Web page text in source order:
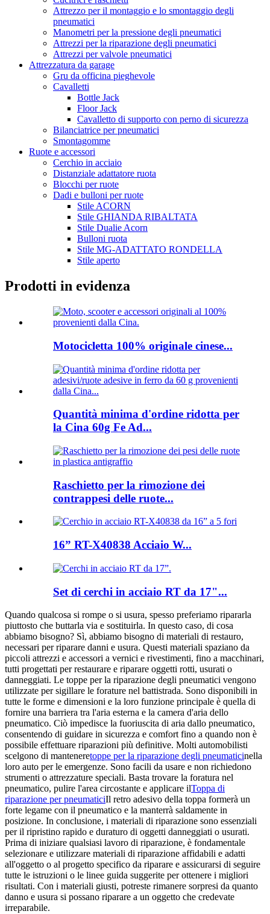
Attrezzo per il montaggio e lo smontaggio degli
pneumatici
Manometri per la pressione degli pneumatici
Attrezzi per la riparazione degli pneumatici
Attrezzi per valvole pneumatici
Attrezzatura da garage
Gru da officina pieghevole
Cavalletti
Bottle Jack
Floor Jack
Cavalletto di supporto con perno di sicurezza
Bilanciatrice per pneumatici
Smontagomme
Ruote e accessori
Cerchio in acciaio
Distanziale adattatore ruota
Blocchi per ruote
Dadi e bulloni per ruote
Stile ACORN
Stile GHIANDA RIBALTATA
Stile Dualie Acorn
Bulloni ruota
Stile MG-ADATTATO RONDELLA
Stile aperto
Prodotti in evidenza
Motocicletta 100% originale cinese...
Quantità minima d'ordine ridotta per
la Cina 60g Fe Ad...
Raschietto per la rimozione dei
contrappesi delle ruote...
16” RT-X40838 Acciaio W...
Set di cerchi in acciaio RT da 17"...
Quando qualcosa si rompe o si usura, spesso preferiamo ripararla
piuttosto che buttarla via e sostituirla. In questo caso, di cosa
abbiamo bisogno? Sì, abbiamo bisogno di materiali di restauro,
necessari per riparare danni e usura. Questi materiali spaziano da
piccoli attrezzi e accessori a vernici e rivestimenti, fino a macchinari,
tutti progettati per restaurare e riparare oggetti rotti, usurati o
danneggiati. Le toppe per la riparazione degli pneumatici vengono
utilizzate per sigillare le forature nel battistrada. Sono disponibili in
tutte le forme e dimensioni e la loro funzione principale è quella di
fornire una barriera tra l'aria esterna e la camera d'aria dello
pneumatico. Ciò impedisce la fuoriuscita di aria dallo pneumatico,
consentendo di guidare in sicurezza e comfort fino a quando non è
possibile effettuare riparazioni più definitive. Molti automobilisti
scelgono di manteneretoppe per la riparazione degli pneumaticinella
loro auto per le emergenze. Sono facili da usare e non richiedono
strumenti o attrezzature speciali. Basta trovare la foratura nel
pneumatico, pulire l'area circostante e applicare ilToppa di
riparazione per pneumaticiIl retro adesivo della toppa formerà un
forte legame con il pneumatico e la manterrà saldamente in
posizione. In conclusione, i materiali di riparazione sono essenziali
per il ripristino rapido e duraturo di oggetti danneggiati o usurati.
Prima di iniziare qualsiasi lavoro di riparazione, è fondamentale
selezionare e utilizzare materiali di riparazione affidabili e adatti
all'oggetto o al progetto specifico da riparare e assicurarsi di seguire
tutte le istruzioni o le linee guida suggerite per ottenere i migliori
risultati. Con i materiali giusti, potreste rimanere sorpresi da quanto
danno e usura si possano riparare a un oggetto che credevate
irreparabile.